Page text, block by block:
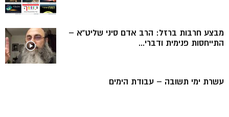
מבצע חרבות ברזל: הרב אדם סיני שליט”א –
התייחסות פנימית ודברי...
עשרת ימי תשובה – עבודת הימים